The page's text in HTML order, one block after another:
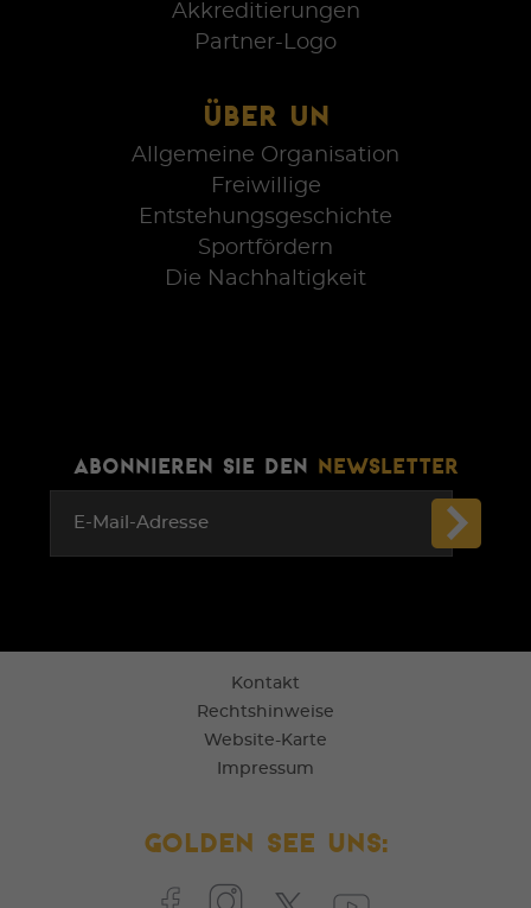
Akkreditierungen
Partner-Logo
ÜBER UN
Allgemeine Organisation
Freiwillige
Entstehungsgeschichte
Sportfördern
Die Nachhaltigkeit
ABONNIEREN SIE DEN NEWSLETTER
E-Mail-Adresse
Kontakt
Rechtshinweise
Website-Karte
Impressum
Golden See uns: